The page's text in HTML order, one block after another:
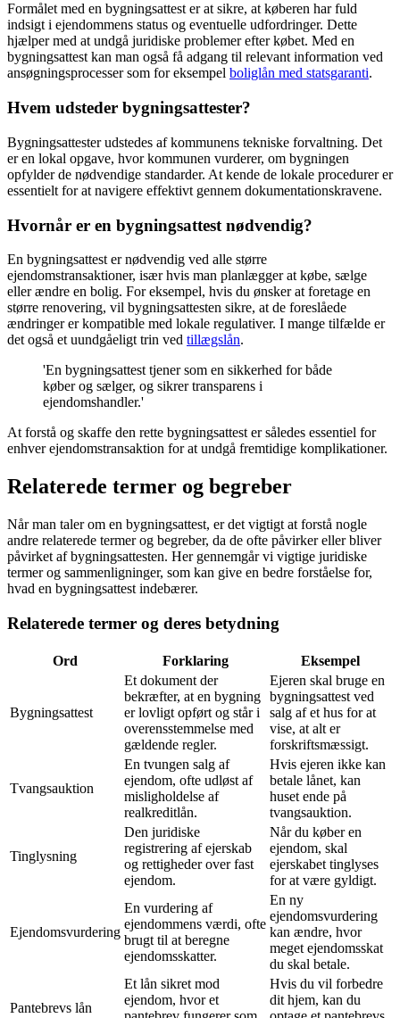
Formålet med en bygningsattest er at sikre, at køberen har fuld
indsigt i ejendommens status og eventuelle udfordringer. Dette
hjælper med at undgå juridiske problemer efter købet. Med en
bygningsattest kan man også få adgang til relevant information ved
ansøgningsprocesser som for eksempel boliglån med statsgaranti.
Hvem udsteder bygningsattester?
Bygningsattester udstedes af kommunens tekniske forvaltning. Det
er en lokal opgave, hvor kommunen vurderer, om bygningen
opfylder de nødvendige standarder. At kende de lokale procedurer er
essentielt for at navigere effektivt gennem dokumentationskravene.
Hvornår er en bygningsattest nødvendig?
En bygningsattest er nødvendig ved alle større
ejendomstransaktioner, især hvis man planlægger at købe, sælge
eller ændre en bolig. For eksempel, hvis du ønsker at foretage en
større renovering, vil bygningsattesten sikre, at de foreslåede
ændringer er kompatible med lokale regulativer. I mange tilfælde er
det også et uundgåeligt trin ved tillægslån.
'En bygningsattest tjener som en sikkerhed for både
køber og sælger, og sikrer transparens i
ejendomshandler.'
At forstå og skaffe den rette bygningsattest er således essentiel for
enhver ejendomstransaktion for at undgå fremtidige komplikationer.
Relaterede termer og begreber
Når man taler om en bygningsattest, er det vigtigt at forstå nogle
andre relaterede termer og begreber, da de ofte påvirker eller bliver
påvirket af bygningsattesten. Her gennemgår vi vigtige juridiske
termer og sammenligninger, som kan give en bedre forståelse for,
hvad en bygningsattest indebærer.
Relaterede termer og deres betydning
Ord Forklaring Eksempel
Bygningsattest
Et dokument der
bekræfter, at en bygning
er lovligt opført og står i
overensstemmelse med
gældende regler.
Ejeren skal bruge en
bygningsattest ved
salg af et hus for at
vise, at alt er
forskriftsmæssigt.
Tvangsauktion
En tvungen salg af
ejendom, ofte udløst af
misligholdelse af
realkreditlån.
Hvis ejeren ikke kan
betale lånet, kan
huset ende på
tvangsauktion.
Tinglysning
Den juridiske
registrering af ejerskab
og rettigheder over fast
ejendom.
Når du køber en
ejendom, skal
ejerskabet tinglyses
for at være gyldigt.
Ejendomsvurdering
En vurdering af
ejendommens værdi, ofte
brugt til at beregne
ejendomsskatter.
En ny
ejendomsvurdering
kan ændre, hvor
meget ejendomsskat
du skal betale.
Pantebrevs lån
Et lån sikret mod
ejendom, hvor et
Hvis du vil forbedre
dit hjem, kan du